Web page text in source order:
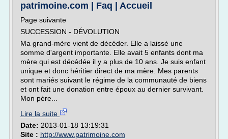
patrimoine.com | Faq | Accueil
Page suivante
SUCCESSION - DÉVOLUTION
Ma grand-mère vient de décéder. Elle a laissé une
somme d'argent importante. Elle avait 5 enfants dont ma
mère qui est décédée il y a plus de 10 ans. Je suis enfant
unique et donc héritier direct de ma mère. Mes parents
sont mariés suivant le régime de la communauté de biens
et ont fait une donation entre époux au dernier survivant.
Mon père...
Lire la suite
Date: 2013-01-18 13:19:31
Site : http://www.patrimoine.com